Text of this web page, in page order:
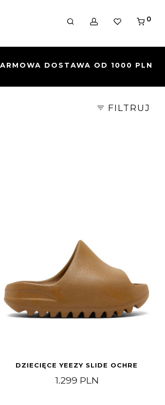
0
FILTRUJ
DZIECIĘCE YEEZY SLIDE OCHRE
1.299 PLN